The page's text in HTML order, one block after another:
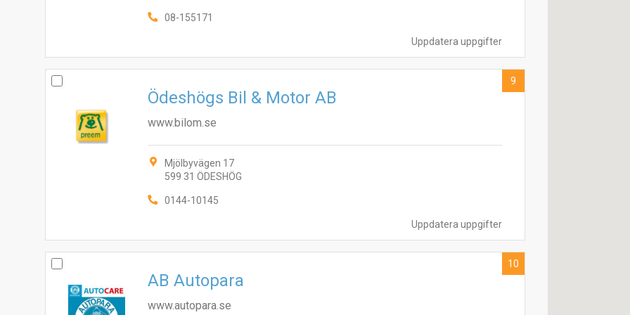
Uppdatera uppgifter
08-155171
Uppdatera uppgifter
Ödeshögs Bil & Motor AB
www.bilom.se
Mjölbyvägen 17
599 31 ÖDESHÖG
0144-10145
9
AB Autopara
www.autopara.se
10